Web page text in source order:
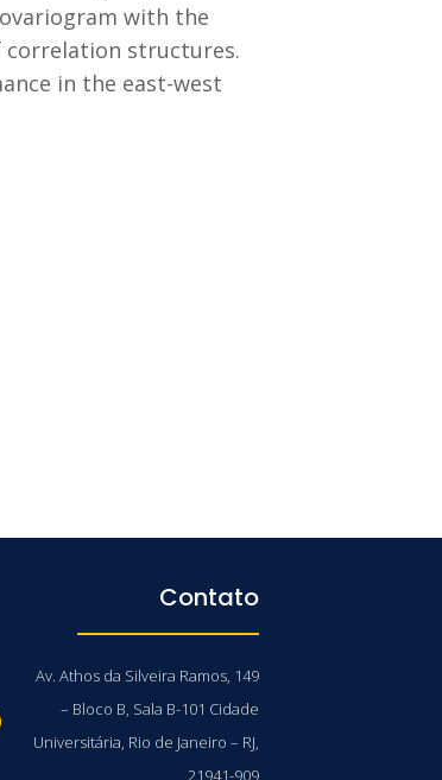
with the
correlation structures.
in the east-west
Contato
Av. Athos da Silveira Ramos, 149
– Bloco B, Sala B-101 Cidade
Universitária, Rio de Janeiro – RJ,
21941-909